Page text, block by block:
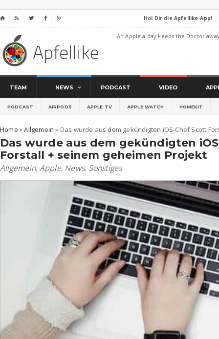
⌂     Hol Dir die Apfellike-App!
An Apple a day keeps the Doctor
TEAM NEWS PODCAST VIDEO
PODCAST AIRPODS APPLE TV APPLE WATCH HOMEKIT
Home »Allgemein » Das wurde aus dem gekündigten iOS-Chef Scott
Das wurde aus dem gekündigten
Forstall + seinem geheimen Projekt
Allgemein, Apple, News, Sonstiges